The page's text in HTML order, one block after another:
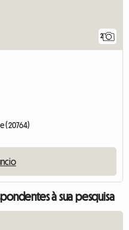
2
(20764)
à sua pesquisa